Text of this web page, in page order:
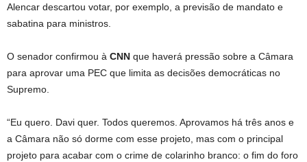
Alencar descartou votar, por exemplo, a previsão de mandato e
sabatina para ministros.
O senador confirmou à CNN que haverá pressão sobre a Câmara
para aprovar uma PEC que limita as decisões democráticas no
Supremo.
“Eu quero. Davi quer. Todos queremos. Aprovamos há três anos e
a Câmara não só dorme com esse projeto, mas com o principal
projeto para acabar com o crime de colarinho branco: o fim do foro